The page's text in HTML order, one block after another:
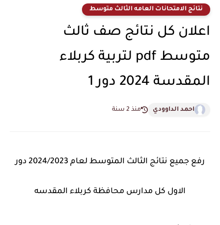
نتائج الامتحانات العامه الثالث متوسط
اعلان كل نتائج صف ثالث
متوسط pdf لتربية كربلاء
المقدسة 2024 دور 1
احمد الداوودي منذ 2 سنة
رفع جميع نتائج الثالث المتوسط لعام 2024/2023 دور
الاول كل مدارس محافظة كربلاء المقدسه